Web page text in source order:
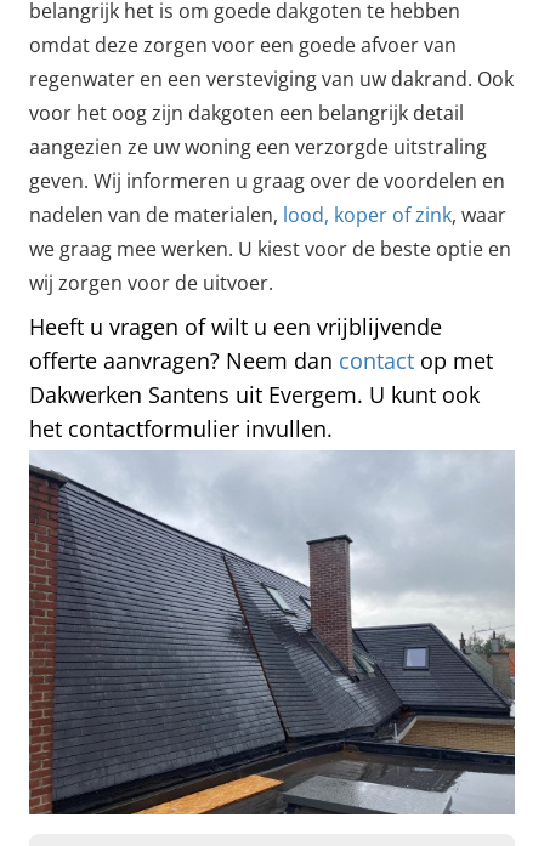
belangrijk het is om goede dakgoten te hebben
omdat deze zorgen voor een goede afvoer van
regenwater en een versteviging van uw dakrand. Ook
voor het oog zijn dakgoten een belangrijk detail
aangezien ze uw woning een verzorgde uitstraling
geven. Wij informeren u graag over de voordelen en
nadelen van de materialen, lood, koper of zink, waar
we graag mee werken. U kiest voor de beste optie en
wij zorgen voor de uitvoer.
Heeft u vragen of wilt u een vrijblijvende
offerte aanvragen? Neem dan contact op met
Dakwerken Santens uit Evergem. U kunt ook
het contactformulier invullen.